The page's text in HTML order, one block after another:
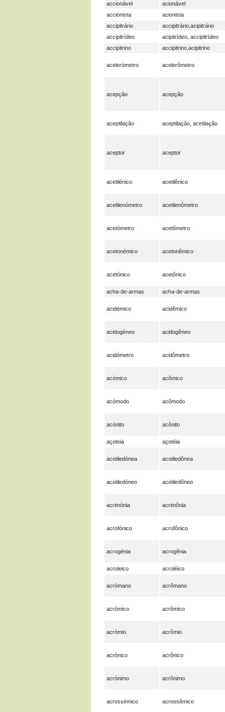
accionável
acionável
accionista
acionista
accipitrário
accipitrário,acipitrário
accipitrídeo
acipitrídeo, accipitrídeo
accipitrino
accipitrino,acipitrino
acelerómetro acelerômetro
acepção acepção
aceptilação aceptilação, acetilação
aceptor aceptor
acetilénico acetilênico
acetilenómetro acetilenômetro
acetómetro acetômetro
acetonémico acetonêmico
acetónico acetônico
acha-de-armas acha-de-armas
acidémico acidêmico
acidogéneo acidogêneo
acidómetro acidômetro
acómico acômico
acómodo acômodo
acónito acônito
açoteia açotéia
acotiledónea acotiledônea
acotiledóneo acotiledôneo
acrimónia acrimônia
acrofónico acrofônico
acrogénia acrogênia
acroleico acroléico
acrómano acrômano
acrómico acrômico
acrómio acrômio
acrónico acrônico
acrónimo acrônimo
acrossémico acrossêmico